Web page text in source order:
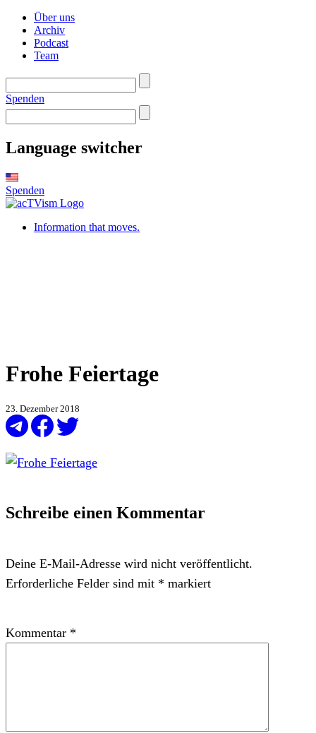
Über uns
Archiv
Podcast
Team
Spenden
Language switcher
Spenden
Information that moves.
Frohe Feiertage
23. Dezember 2018
Schreibe einen Kommentar
Deine E-Mail-Adresse wird nicht veröffentlicht.
Erforderliche Felder sind mit * markiert
Kommentar *